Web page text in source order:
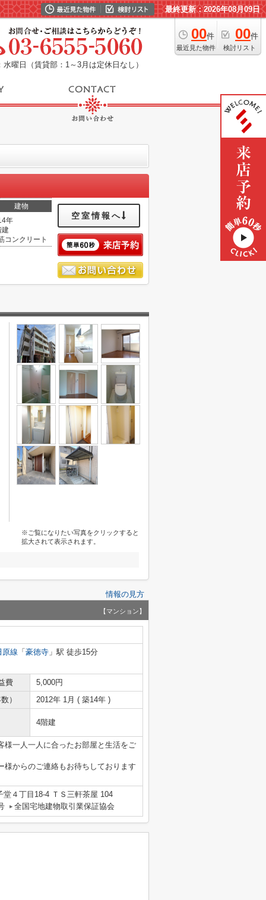
最終更新：2026年08月09日
00件
最近見た物件
00件
検討リスト
水曜日（賃貸部：1～3月は定休日なし）
建物
年
建
コンクリート
空室情報へ
※ご覧になりたい写真をクリックすると
拡大されて表示されます。
情報の見方
【マンション】
原線 「 豪徳寺 」駅 徒歩15分
費
5,000円
）
2012年 1月 ( 築14年 )
4階建
一人一人に合ったお部屋と生活をご
からのご連絡もお待ちしております
堂４丁目18-4 ＴＳ三軒茶屋 104
全国宅地建物取引業保証協会